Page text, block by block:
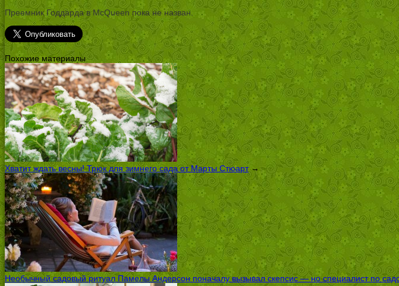
Преемник Годдарда в McQueen пока не назван.
Похожие материалы
Хватит ждать весны! Трюк для зимнего сада от Марты Стюарт→
Необычный садовый ритуал Памелы Андерсон поначалу вызывал скепсис — но специалист по